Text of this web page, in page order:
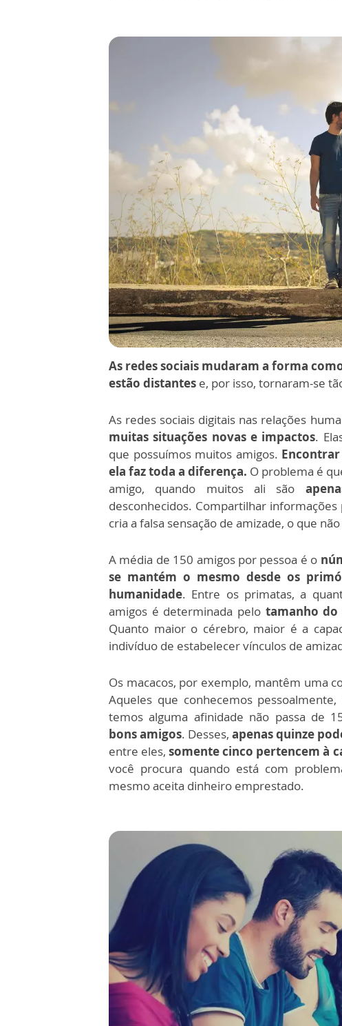
As redes sociais mudaram a forma
estão distantes e, por isso, tornaram-se
As redes sociais digitais nas relações
muitas situações novas e impactos.
que possuímos muitos amigos.
ela faz toda a diferença. O problema é
amigo, quando muitos ali são
desconhecidos. Compartilhar
cria a falsa sensação de amizade, o que
A média de 150 amigos por pessoa é o
se mantém o mesmo desde os
humanidade. Entre os primatas, a
amigos é determinada pelo tamanho do
Quanto maior o cérebro, maior é a
indivíduo de estabelecer vínculos de
Os macacos, por exemplo, mantêm uma
Aqueles que conhecemos
temos alguma afinidade não passa de
bons amigos. Desses, apenas quinze
entre eles, somente cinco pertencem à
você procura quando está com
mesmo aceita dinheiro emprestado.